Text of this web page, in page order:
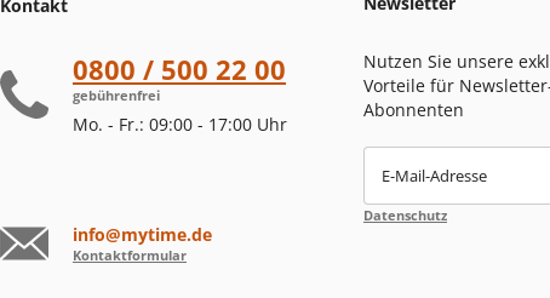
Kontakt
0800 / 500 22 00
gebührenfrei
Mo. - Fr.: 09:00 - 17:00 Uhr
info@mytime.de
Kontaktformular
Nutzen Sie unsere
Vorteile für
Abonnenten
E-Mail-Adresse
Datenschutz